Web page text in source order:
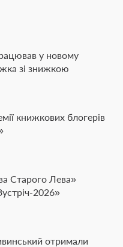
у новому
зі знижкою
книжкових блогерів
Старого Лева»
2026»
отримали